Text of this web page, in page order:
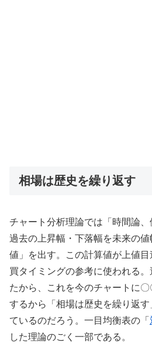
相場は歴史を繰り返す
チャート分析理論では「時間論、
過去の上昇幅・下落幅を未来の
値」を出す。この計算値が上値
買タイミングの参考に使われる
たから、これを今のチャートに
するから「相場は歴史を繰り返
ているのだろう。一目均衡表の「
した理論のごく一部である。